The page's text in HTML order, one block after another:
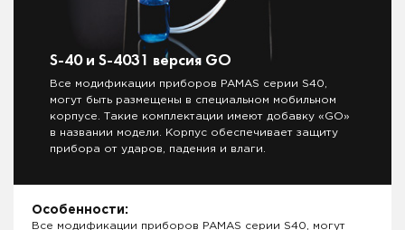
S-40 и S-4031 версия GO
Все модификации приборов PAMAS серии S40,
могут быть размещены в специальном мобильном
корпусе. Такие комплектации имеют добавку «GO»
в названии модели. Корпус обеспечивает защиту
прибора от ударов, падения и влаги.
Особенности:
Все модификации приборов PAMAS серии S40, могут